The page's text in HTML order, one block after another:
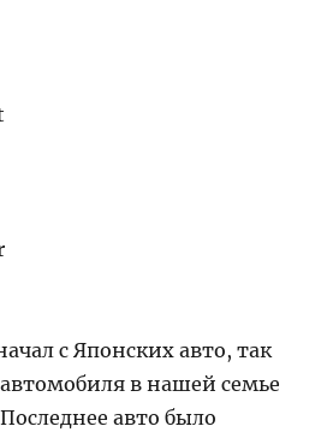
с Японских авто, так
в нашей семье
авто было